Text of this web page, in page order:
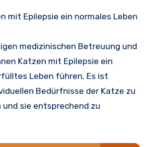
mit Epilepsie ein normales Leben
medizinischen Betreuung und
Katzen mit Epilepsie ein
Leben führen. Es ist
Bedürfnisse der Katze zu
sie entsprechend zu